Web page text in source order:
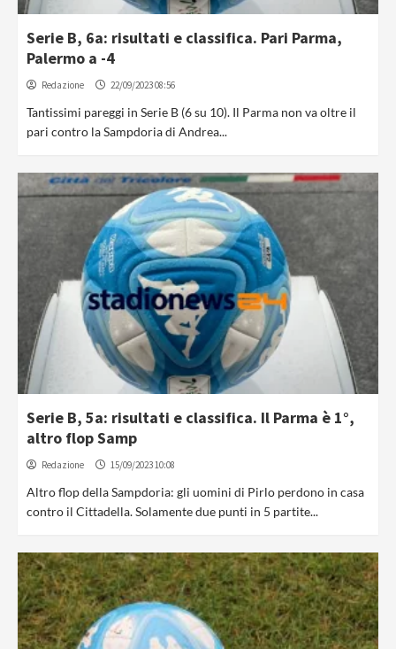
Serie B, 6a: risultati e classifica. Pari Parma,
Palermo a -4
Redazione 22/09/2023 08:56
Tantissimi pareggi in Serie B (6 su 10). Il Parma non va oltre il
pari contro la Sampdoria di Andrea...
Serie B, 5a: risultati e classifica. Il Parma è 1°,
altro flop Samp
Redazione 15/09/2023 10:08
Altro flop della Sampdoria: gli uomini di Pirlo perdono in casa
contro il Cittadella. Solamente due punti in 5 partite...